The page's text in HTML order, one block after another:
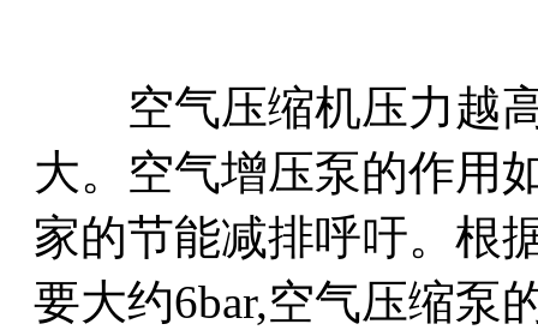
空气压缩机压力越高
大。空气增压泵的作用
家的节能减排呼吁。根
要大约6bar,空气压缩泵